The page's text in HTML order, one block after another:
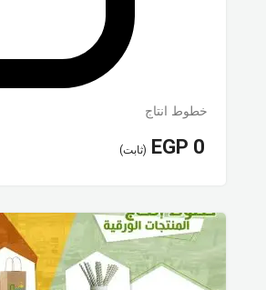
خطوط انتاج
EGP 0 (ثابت)